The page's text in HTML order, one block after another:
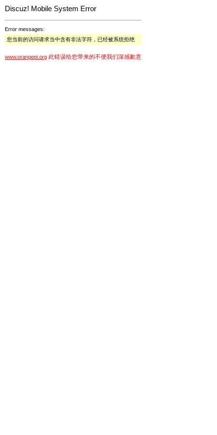
Discuz! Mobile System Error
Error messages:
您当前的访问请求当中含有非法字符，已经被系统拒绝
www.orangepi.org 此错误给您带来的不便我们深感歉意